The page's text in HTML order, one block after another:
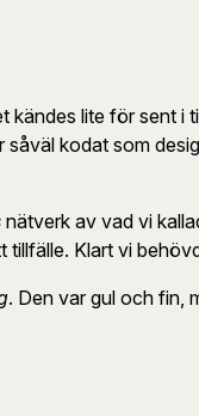
lite för sent i
kodat som
nätverk av vad vi
tillfälle. Klart vi
. Den var gul och fin,